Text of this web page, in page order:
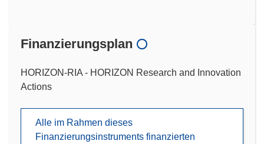
Finanzierungsplan
HORIZON-RIA - HORIZON Research and Innovation
Actions
Alle im Rahmen dieses
Finanzierungsinstruments finanzierten